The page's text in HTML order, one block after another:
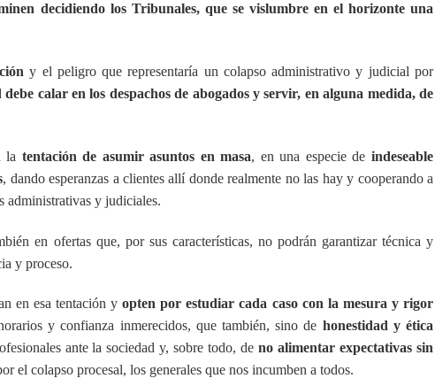
decidiendo los Tribunales, que se vislumbre en el horizonte una
y el peligro que representaría un colapso administrativo y judicial por
debe calar en los despachos de abogados y servir, en alguna medida, de
la tentación de asumir asuntos en masa, en una especie deindeseable
, dando esperanzas a clientes allí donde realmente no las hay y cooperando a
administrativas y judiciales.
en ofertas que, por sus características, no podrán garantizar técnica y
y proceso.
en esa tentación yopten por estudiar cada caso con la mesura y rigor
y confianza inmerecidos, que también, sino de honestidad y ética
ante la sociedad y, sobre todo, deno alimentar expectativas sin
el colapso procesal, los generales que nos incumben a todos.